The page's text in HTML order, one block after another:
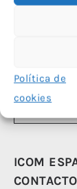
Política de
cookies
ICOM
CONTACTO